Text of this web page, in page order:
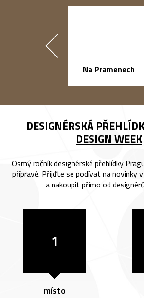
Na Pramenech
DESIGNÉRSKÁ
DESIGN WEEK
Osmý ročník designérské přehlídky
přípravě. Přijďte se podívat na novinky
a nakoupit přímo od
1
místo